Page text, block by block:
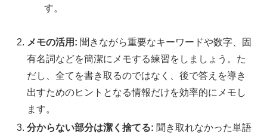
す。
メモの活用: 聞きながら重要なキーワードや数字、固
有名詞などを簡潔にメモする練習をしましょう。た
だし、全てを書き取るのではなく、後で答えを導き
出すためのヒントとなる情報だけを効率的にメモし
ます。
分からない部分は潔く捨てる: 聞き取れなかった単語